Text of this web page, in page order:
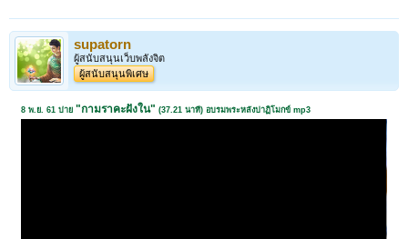
supatorn
ผู้สนับสนุนเว็บพลังจิต
ผู้สนับสนุนพิเศษ
8 พ.ย. 61 บ่าย "กามราคะฝังใน" (37.21 นาที) อบรมพระหลังปาฏิโมกข์ mp3